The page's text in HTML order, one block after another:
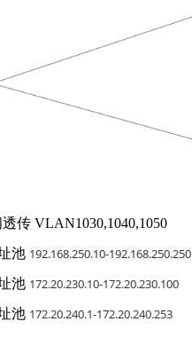
传 VLAN1030,1040,1050
池 192.168.250.10-192.168.250.250
池 172.20.230.10-172.20.230.100
池 172.20.240.1-172.20.240.253